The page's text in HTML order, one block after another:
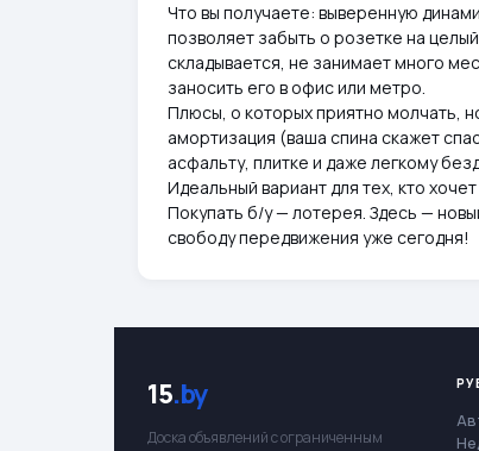
Что вы получаете: выверенную
позволяет забыть о розетке на
складывается, не занимает много
заносить его в офис или метро.
Плюсы, о которых приятно молчать,
амортизация (ваша спина скажет
асфальту, плитке и даже легкому
Идеальный вариант для тех, кто
Покупать б/у — лотерея. Здесь —
свободу передвижения уже сегодня!
15.by
Доска объявлений с ограниченным